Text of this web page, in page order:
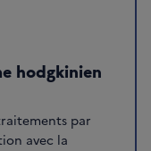
hodgkinien
par
avec la